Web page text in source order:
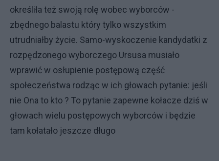
określiła też swoją rolę wobec wyborców -
zbędnego balastu który tylko wszystkim
utrudniałby życie. Samo-wyskoczenie kandydatki z
rozpędzonego wyborczego Ursusa musiało
wprawić w osłupienie postępową część
społeczeństwa rodząc w ich głowach pytanie: jeśli
nie Ona to kto ? To pytanie zapewne kołacze dziś w
głowach wielu postępowych wyborców i będzie
tam kołatało jeszcze długo